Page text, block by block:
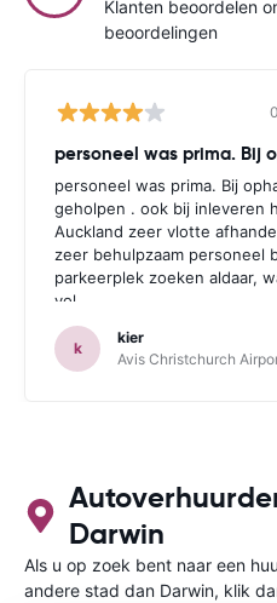
Klanten beoordelen
beoordelingen
personeel was prima. Bij
personeel was prima. Bij
geholpen . ook bij inleveren
Auckland zeer vlotte
zeer behulpzaam personeel
parkeerplek zoeken aldaar,
vol.
k
kier
Avis Christchurch
Darwin
Als u op zoek bent naar een
andere stad dan Darwin, klik